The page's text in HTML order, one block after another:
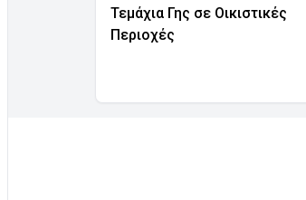
Τεμάχια Γης σε Οικιστικές
Περιοχές